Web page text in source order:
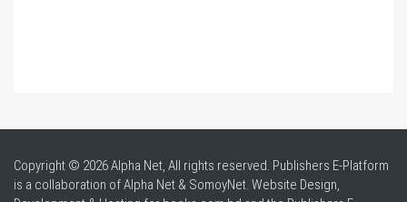
Copyright © 2026 Alpha Net, All rights reserved. Publishers E-Platform
is a collaboration of Alpha Net & SomoyNet. Website Design,